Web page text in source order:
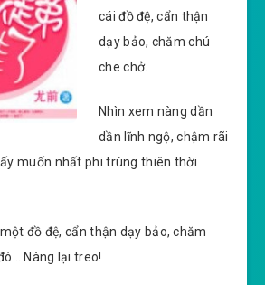
cái đồ đệ, cẩn thận
dạy bảo, chăm chú
che chở.
Nhìn xem nàng dần
dần lĩnh ngộ, chậm rãi
muốn nhất phi trùng thiên thời
đồ đệ, cẩn thận dạy bảo, chăm
Nàng lại treo!